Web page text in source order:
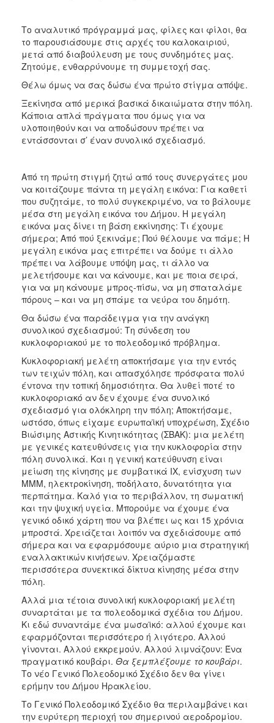
Το αναλυτικό πρόγραμμά μας, φίλες και φίλοι, θα
το παρουσιάσουμε στις αρχές του καλοκαιριού,
μετά από διαβούλευση με τους συνδημότες μας.
Ζητούμε, ενθαρρύνουμε τη συμμετοχή σας.
Θέλω όμως να σας δώσω ένα πρώτο στίγμα απόψε.
Ξεκίνησα από μερικά βασικά δικαιώματα στην πόλη.
Κάποια απλά πράγματα που όμως για να
υλοποιηθούν και να αποδώσουν πρέπει να
εντάσσονται σ’ έναν συνολικό σχεδιασμό.
Από τη πρώτη στιγμή ζητώ από τους συνεργάτες μου
να κοιτάζουμε πάντα τη μεγάλη εικόνα: Για καθετί
που συζητάμε, το πολύ συγκεκριμένο, να το βάλουμε
μέσα στη μεγάλη εικόνα του Δήμου. Η μεγάλη
εικόνα μας δίνει τη βάση εκκίνησης: Τι έχουμε
σήμερα; Από πού ξεκινάμε; Πού θέλουμε να πάμε; Η
μεγάλη εικόνα μας επιτρέπει να δούμε τι άλλο
πρέπει να λάβουμε υπόψη μας, τι άλλο να
μελετήσουμε και να κάνουμε, και με ποια σειρά,
για να μη κάνουμε μπρος-πίσω, να μη σπαταλάμε
πόρους – και να μη σπάμε τα νεύρα του δημότη.
Θα δώσω ένα παράδειγμα για την ανάγκη
συνολικού σχεδιασμού: Τη σύνδεση του
κυκλοφοριακού με το πολεοδομικό πρόβλημα.
Κυκλοφοριακή μελέτη αποκτήσαμε για την εντός
των τειχών πόλη, και απασχόλησε πρόσφατα πολύ
έντονα την τοπική δημοσιότητα. Θα λυθεί ποτέ το
κυκλοφοριακό αν δεν έχουμε ένα συνολικό
σχεδιασμό για ολόκληρη την πόλη; Αποκτήσαμε,
ωστόσο, όπως είχαμε ευρωπαϊκή υποχρέωση, Σχέδιο
Βιώσιμης Αστικής Κινητικότητας (ΣΒΑΚ): μια μελέτη
με γενικές κατευθύνσεις για την κυκλοφορία στην
πόλη συνολικά. Και η γενική κατεύθυνση είναι
μείωση της κίνησης με συμβατικά ΙΧ, ενίσχυση των
ΜΜΜ, ηλεκτροκίνηση, ποδήλατο, δυνατότητα για
περπάτημα. Καλό για το περιβάλλον, τη σωματική
και την ψυχική υγεία. Μπορούμε να έχουμε ένα
γενικό οδικό χάρτη που να βλέπει ως και 15 χρόνια
μπροστά. Χρειάζεται λοιπόν να σχεδιάσουμε από
σήμερα και να εφαρμόσουμε αύριο μια στρατηγική
εναλλακτικών κινήσεων. Χρειαζόμαστε
περισσότερα συνεκτικά δίκτυα κίνησης μέσα στην
πόλη.
Αλλά μια τέτοια συνολική κυκλοφοριακή μελέτη
συναρτάται με τα πολεοδομικά σχέδια του Δήμου.
Κι εδώ συναντάμε ένα μωσαϊκό: αλλού έχουμε και
εφαρμόζονται περισσότερο ή λιγότερο. Αλλού
γίνονται. Αλλού εκκρεμούν. Αλλού λιμνάζουν: Ένα
πραγματικό κουβάρι. Θα ξεμπλέξουμε το κουβάρι.
Το νέο Γενικό Πολεοδομικό Σχέδιο δεν θα γίνει
ερήμην του Δήμου Ηρακλείου.
Το Γενικό Πολεοδομικό Σχέδιο θα περιλαμβάνει και
την ευρύτερη περιοχή του σημερινού αεροδρομίου.